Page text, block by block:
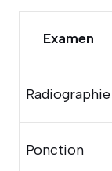
Examen
Radiographie
Ponction